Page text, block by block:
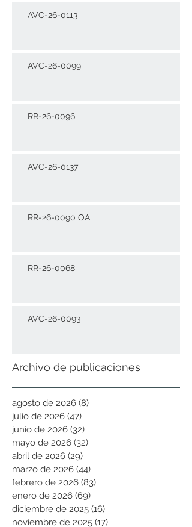
AVC-26-0113
AVC-26-0099
RR-26-0096
AVC-26-0137
RR-26-0090 OA
RR-26-0068
AVC-26-0093
Archivo de publicaciones
agosto de 2026 (8)
julio de 2026 (47)
junio de 2026 (32)
mayo de 2026 (32)
abril de 2026 (29)
marzo de 2026 (44)
febrero de 2026 (83)
enero de 2026 (69)
diciembre de 2025 (16)
noviembre de 2025 (17)